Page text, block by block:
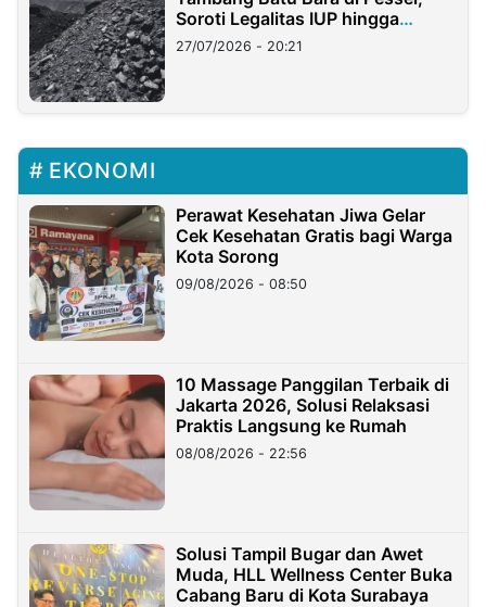
Soroti Legalitas IUP hingga
Stockpile
27/07/2026 - 20:21
EKONOMI
Perawat Kesehatan Jiwa Gelar
Cek Kesehatan Gratis bagi Warga
Kota Sorong
09/08/2026 - 08:50
10 Massage Panggilan Terbaik di
Jakarta 2026, Solusi Relaksasi
Praktis Langsung ke Rumah
08/08/2026 - 22:56
Solusi Tampil Bugar dan Awet
Muda, HLL Wellness Center Buka
Cabang Baru di Kota Surabaya